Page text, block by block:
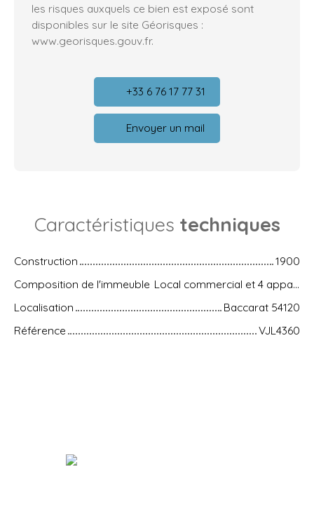
les risques auxquels ce bien est exposé sont
disponibles sur le site Géorisques :
www.georisques.gouv.fr.
+33 6 76 17 77 31
Envoyer un mail
Caractéristiques techniques
Construction
1900
Composition de l'immeuble
Local commercial et 4 appartements
Localisation
Baccarat 54120
Référence
VJL4360